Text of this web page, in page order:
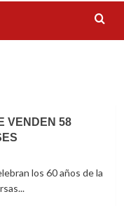
VENDEN 58
los 60 años de la